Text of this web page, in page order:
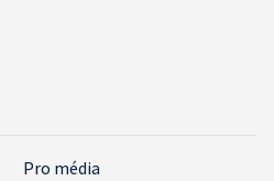
Pro média